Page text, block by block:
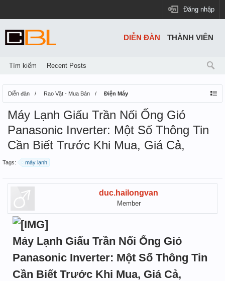
Đăng nhập
Diễn đàn Rao Vặt - Mua Bán Điện Máy
Máy Lạnh Giấu Trần Nối Ống Gió
Panasonic Inverter: Một Số Thông Tin
Cần Biết Trước Khi Mua, Giá Cả,
Tags: máy lạnh
duc.hailongvan
Member
Máy Lạnh Giấu Trần Nối Ống Gió
Panasonic Inverter: Một Số Thông Tin
Cần Biết Trước Khi Mua, Giá Cả,
DIỄN ĐÀN
Tìm kiếm Recent Posts
THÀNH VIÊN